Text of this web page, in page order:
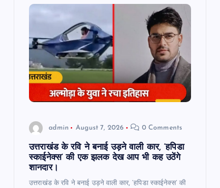
admin August 7, 2026 0 Comments
उत्तराखंड के रवि ने बनाई उड़ने वाली कार, ‘हपिडा
स्काईनेक्स’ की एक झलक देख आप भी कह उठेंगे
शानदार।
उत्तराखंड के रवि ने बनाई उड़ने वाली कार, ‘हपिडा स्काईनेक्स’ की